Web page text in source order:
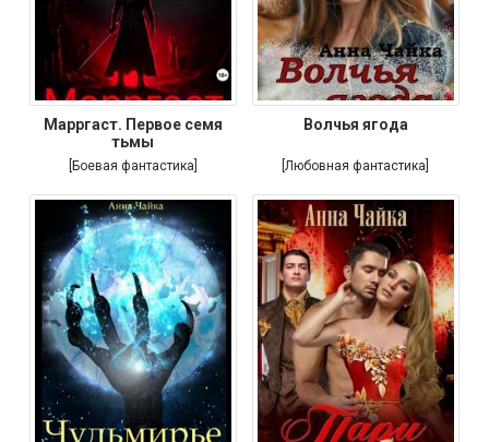
Марргаст. Первое семя
тьмы
[Боевая фантастика]
Волчья ягода
[Любовная фантастика]